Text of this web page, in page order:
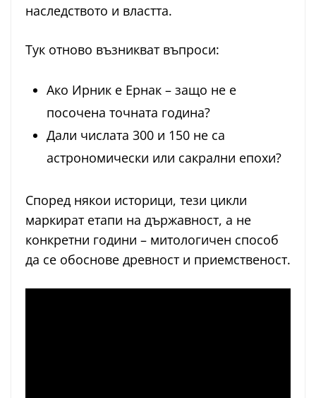
наследството и властта.
Тук отново възникват въпроси:
Ако Ирник е Ернак – защо не е
посочена точната година?
Дали числата 300 и 150 не са
астрономически или сакрални епохи?
Според някои историци, тези цикли
маркират етапи на държавност, а не
конкретни години – митологичен способ
да се обоснове древност и приемственост.